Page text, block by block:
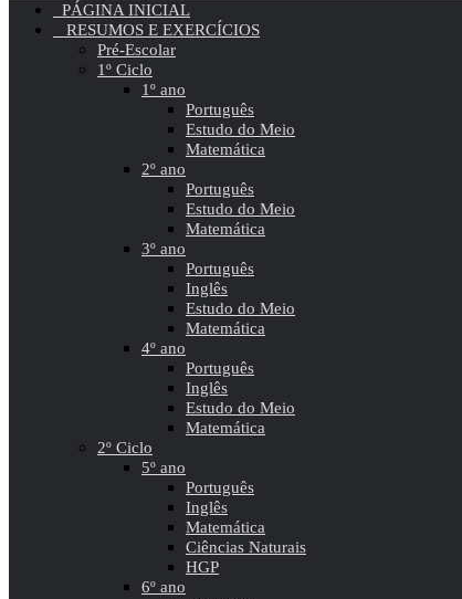
PÁGINA INICIAL
RESUMOS E EXERCÍCIOS
Pré-Escolar
1º Ciclo
1º ano
Português
Estudo do Meio
Matemática
2º ano
Português
Estudo do Meio
Matemática
3º ano
Português
Inglês
Estudo do Meio
Matemática
4º ano
Português
Inglês
Estudo do Meio
Matemática
2º Ciclo
5º ano
Português
Inglês
Matemática
Ciências Naturais
HGP
6º ano